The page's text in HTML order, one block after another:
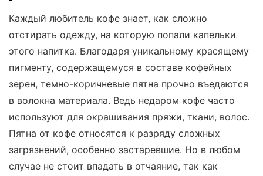
Каждый любитель кофе знает, как сложно
отстирать одежду, на которую попали капельки
этого напитка. Благодаря уникальному красящему
пигменту, содержащемуся в составе кофейных
зерен, темно-коричневые пятна прочно въедаются
в волокна материала. Ведь недаром кофе часто
используют для окрашивания пряжи, ткани, волос.
Пятна от кофе относятся к разряду сложных
загрязнений, особенно застаревшие. Но в любом
случае не стоит впадать в отчаяние, так как